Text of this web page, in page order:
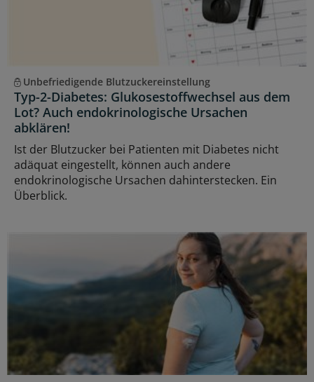
Unbefriedigende Blutzuckereinstellung
Typ-2-Diabetes: Glukosestoffwechsel aus dem
Lot? Auch endokrinologische Ursachen
abklären!
Ist der Blutzucker bei Patienten mit Diabetes nicht
adäquat eingestellt, können auch andere
endokrinologische Ursachen dahinterstecken. Ein
Überblick.